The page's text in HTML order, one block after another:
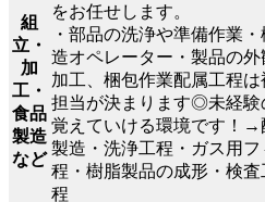
組
立・
加
工・
食品
製造
など
をお任せします。
・部品の洗浄や準備作業
造オペレーター・製品の
加工、梱包作業配属工程
担当が決まります◎未経験
覚えていける環境です！→
製造・洗浄工程・ガス用
程・樹脂製品の成形・検
程